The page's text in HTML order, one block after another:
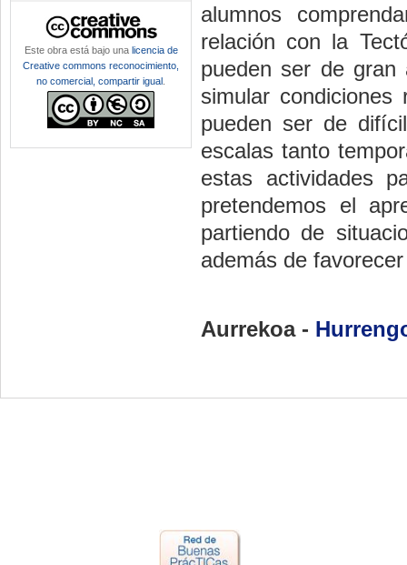
alumnos
relación con la
pueden ser de
simular
pueden ser de
escalas tanto
estas actividades
pretendemos el
partiendo de
además de
Aurrekoa -
Este obra está bajo una licencia de
Creative commons reconocimiento,
no comercial, compartir igual